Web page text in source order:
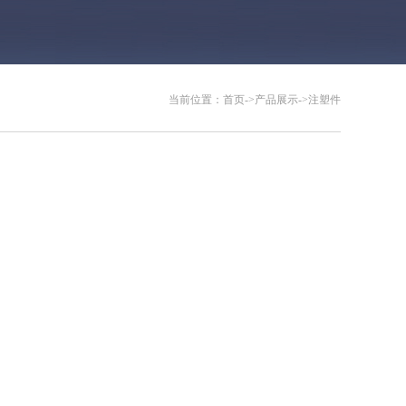
当前位置： 首页->产品展示->注塑件